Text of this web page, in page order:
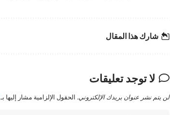
شارك هذا المقال
لا توجد تعليقات
لن يتم نشر عنوان بريدك الإلكتروني. الحقول الإلزامية مشار إليها بـ